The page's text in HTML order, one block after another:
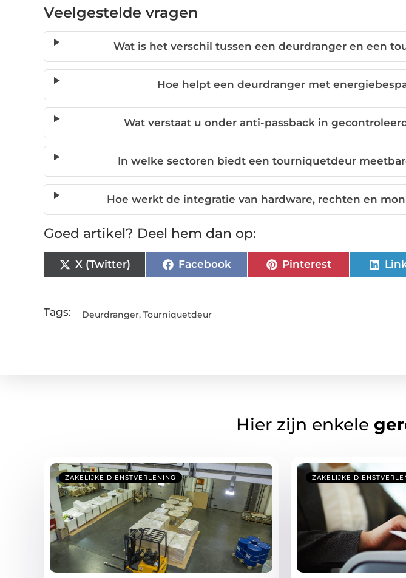
Veelgestelde vragen
Wat is het verschil tussen een deurdranger en een
Hoe helpt een deurdranger met
Wat verstaat u onder anti-passback in
In welke sectoren biedt een tourniquetdeur
Hoe werkt de integratie van hardware, rechten en
Goed artikel? Deel hem dan op:
X (Twitter) Facebook Pinterest
Tags: Deurdranger, Tourniquetdeur
Hier zijn enkele
ZAKELIJKE DIENSTVERLENING ZAKELIJKE